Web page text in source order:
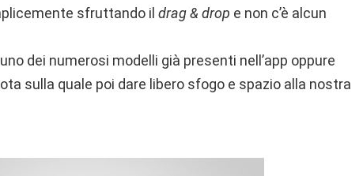
sfruttando il drag & drop e non c’è alcun
dei numerosi modelli già presenti nell’app oppure
sulla quale poi dare libero sfogo e spazio alla nostra